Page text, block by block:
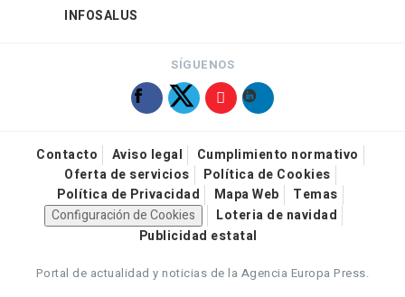
INFOSALUS
SÍGUENOS
Contacto Aviso legal
Cumplimiento normativo
Oferta de servicios
Política de Cookies
Política de Privacidad
Mapa Web
Temas
Configuración de Cookies
Loteria de navidad
Publicidad estatal
Portal de actualidad y noticias de la Agencia Europa Press.